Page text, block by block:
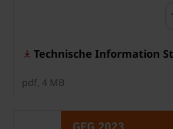
Technische Information
pdf, 4 MB